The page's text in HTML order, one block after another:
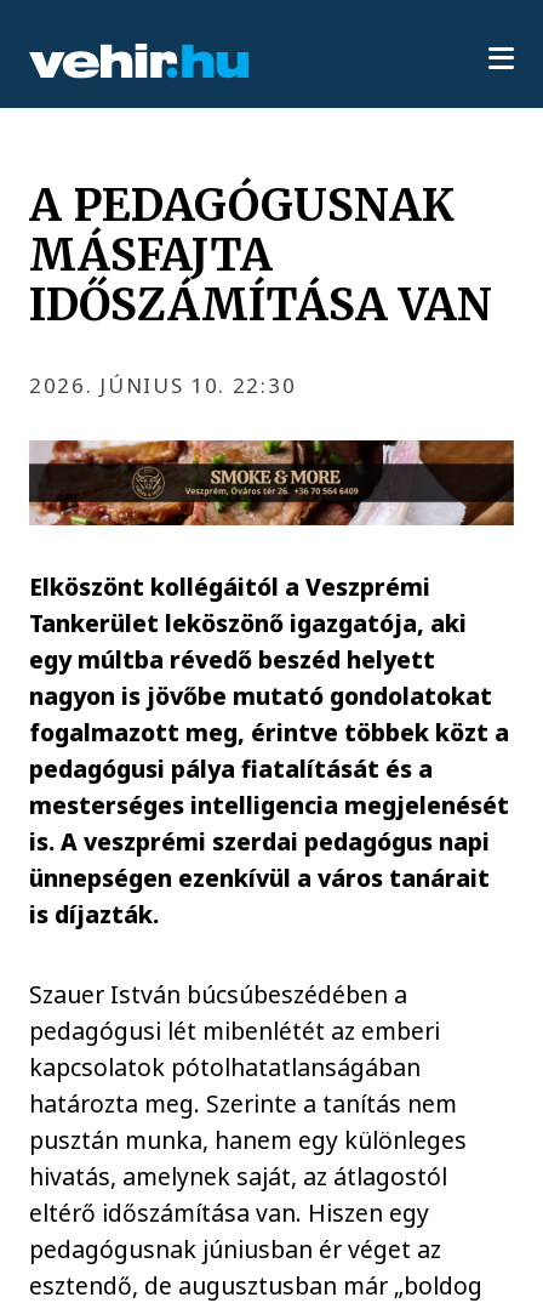
A PEDAGÓGUSNAK
MÁSFAJTA
IDŐSZÁMÍTÁSA VAN
2026. JÚNIUS 10. 22:30
Elköszönt kollégáitól a Veszprémi
Tankerület leköszönő igazgatója, aki
egy múltba révedő beszéd helyett
nagyon is jövőbe mutató gondolatokat
fogalmazott meg, érintve többek közt a
pedagógusi pálya fiatalítását és a
mesterséges intelligencia megjelenését
is. A veszprémi szerdai pedagógus napi
ünnepségen ezenkívül a város tanárait
is díjazták.
Szauer István búcsúbeszédében a
pedagógusi lét mibenlétét az emberi
kapcsolatok pótolhatatlanságában
határozta meg. Szerinte a tanítás nem
pusztán munka, hanem egy különleges
hivatás, amelynek saját, az átlagostól
eltérő időszámítása van. Hiszen egy
pedagógusnak júniusban ér véget az
esztendő, de augusztusban már „boldog